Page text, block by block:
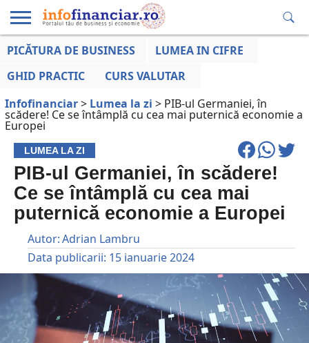
EDUCAȚIE
LA ZI
AFACERILOR
PICĂTURA DE BUSINESS
LUMEA IN CIFRE
GHID PRACTIC
CURS VALUTAR
Infofinanciar> Lumea la zi > PIB-ul Germaniei, în
scădere! Ce se întâmplă cu cea mai puternică economie a
Europei
LUMEA LA ZI
PIB-ul Germaniei, în scădere!
Ce se întâmplă cu cea mai
puternică economie a Europei
Autor:Adrian Lambru
Data publicarii: 15 ianuarie 2024